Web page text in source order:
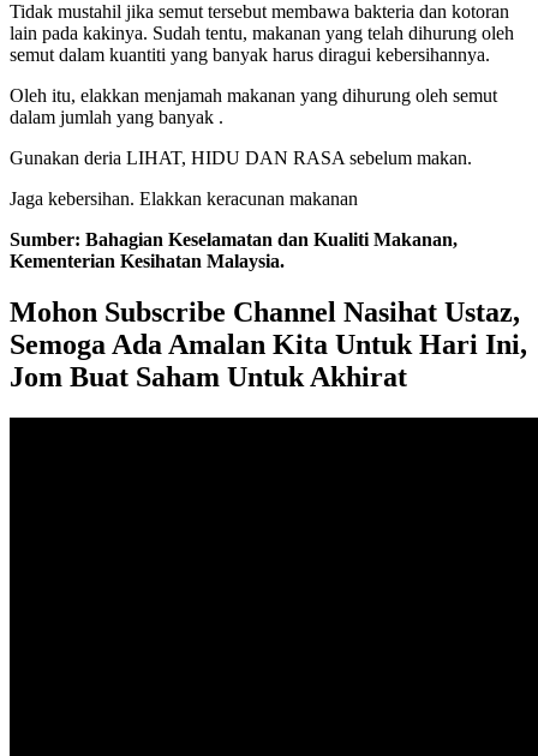
Tidak mustahil jika semut tersebut membawa bakteria dan kotoran
lain pada kakinya. Sudah tentu, makanan yang telah dihurung oleh
semut dalam kuantiti yang banyak harus diragui kebersihannya.
Oleh itu, elakkan menjamah makanan yang dihurung oleh semut
dalam jumlah yang banyak .
Gunakan deria LIHAT, HIDU DAN RASA sebelum makan.
Jaga kebersihan. Elakkan keracunan makanan
Sumber: Bahagian Keselamatan dan Kualiti Makanan,
Kementerian Kesihatan Malaysia.
Mohon Subscribe Channel Nasihat Ustaz,
Semoga Ada Amalan Kita Untuk Hari Ini,
Jom Buat Saham Untuk Akhirat